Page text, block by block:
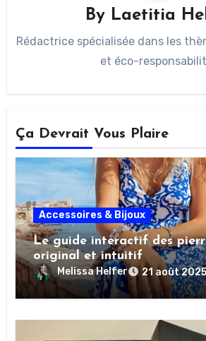
By Laetitia
Rédactrice spécialisée dans les
et éco-
Ça Devrait Vous Plaire
Accessoires & Bijoux
Le guide interactif des
original et intuitif
Melissa Helfer 21 août 2025